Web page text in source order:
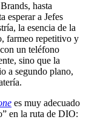
hasta
esperar a Jefes
la esencia de la
farmeo repetitivo y
un teléfono
sino que la
a segundo plano,
es muy adecuado
en la ruta de DIO: